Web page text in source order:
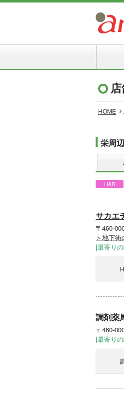
HOME
栄周辺
H&B
サカエ
〒460-
＞地下
[最寄り
調剤薬
〒460-
[最寄り